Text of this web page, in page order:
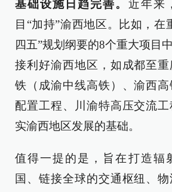
基础设施日趋完善。 近年来
目“加持”渝西地区。比如，在
四五”规划纲要的8个重大项目
接利好渝西地区，如成都至
铁（成渝中线高铁）、渝西
配置工程、川渝特高压交流
实渝西地区发展的基础。
值得一提的是，旨在打造辐
国、链接全球的交通枢纽、